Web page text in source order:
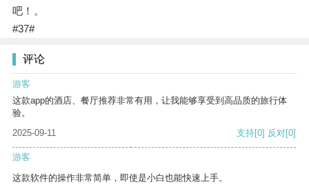
吧！。
#37#
评论
游客
这款app的酒店、餐厅推荐非常有用，让我能够享受到高品质的旅行体
验。
2025-09-11
支持[0] 反对[0]
游客
这款软件的操作非常简单，即使是小白也能快速上手。